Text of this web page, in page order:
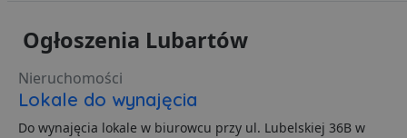
Ogłoszenia Lubartów
Nieruchomości
Lokale do wynajęcia
Do wynajęcia lokale w biurowcu przy ul. Lubelskiej 36B w
lubartow24.pl